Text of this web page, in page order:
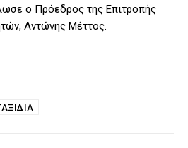
ο Πρόεδρος της Επιτροπής
Αντώνης Μέττος.